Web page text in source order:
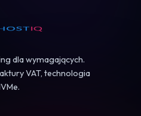
dla wymagających.
VAT, technologia